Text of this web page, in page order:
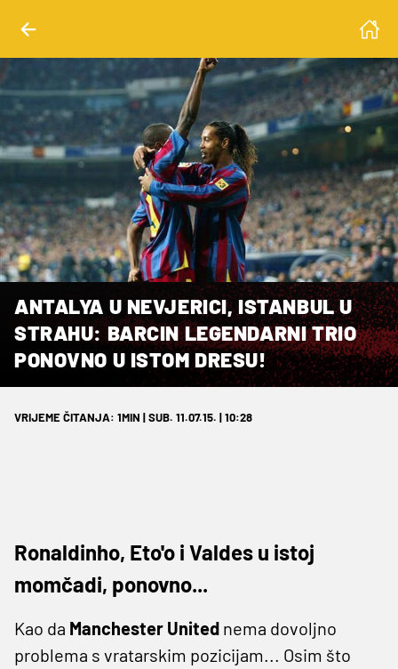
ANTALYA U NEVJERICI, ISTANBUL U
STRAHU: BARCIN LEGENDARNI TRIO
PONOVNO U ISTOM DRESU!
VRIJEME ČITANJA: 1MIN | SUB. 11.07.15. | 10:28
Ronaldinho, Eto'o i Valdes u istoj
momčadi, ponovno...
Kao da Manchester United nema dovoljno
problema s vratarskim pozicijam... Osim što